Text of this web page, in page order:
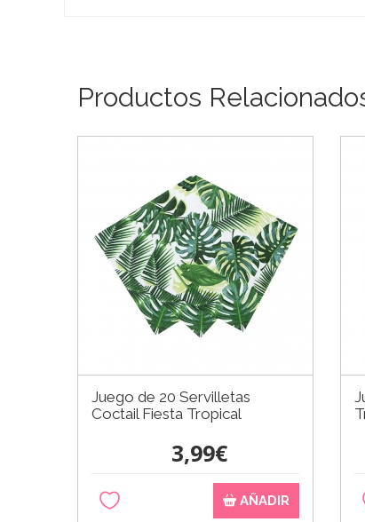
Productos
Juego de 20 Servilletas
Coctail Fiesta Tropical
3,99€
AÑADIR